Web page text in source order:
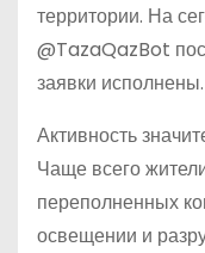
территории. На
@TazaQazBot
заявки исполнены.
Активность
Чаще всего
переполненных
освещении и